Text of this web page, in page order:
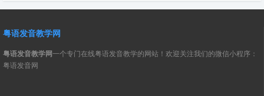
粤语发音教学网
粤语发音教学网一个专门在线粤语发音教学的网站！欢迎关注我们的微信小程序：
粤语发音网